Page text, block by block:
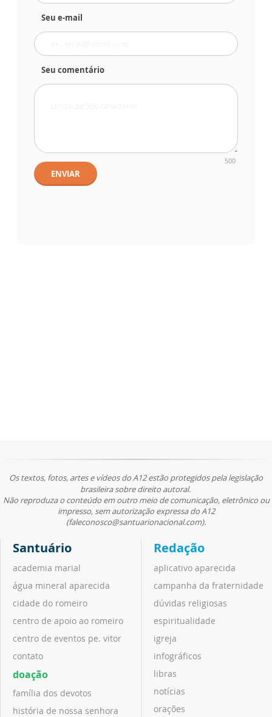
Seu e-mail
Seu comentário
500
ENVIAR
Os textos, fotos, artes e vídeos do A12 estão protegidos pela legislação
brasileira sobre direito autoral.
Não reproduza o conteúdo em outro meio de comunicação, eletrônico ou
impresso, sem autorização expressa do A12
(faleconosco@santuarionacional.com).
Santuário
academia marial
água mineral aparecida
cidade do romeiro
centro de apoio ao romeiro
centro de eventos pe. vitor
contato
doação
família dos devotos
história de nossa senhora
Redação
aplicativo aparecida
campanha da fraternidade
dúvidas religiosas
espiritualidade
igreja
infográficos
libras
notícias
orações